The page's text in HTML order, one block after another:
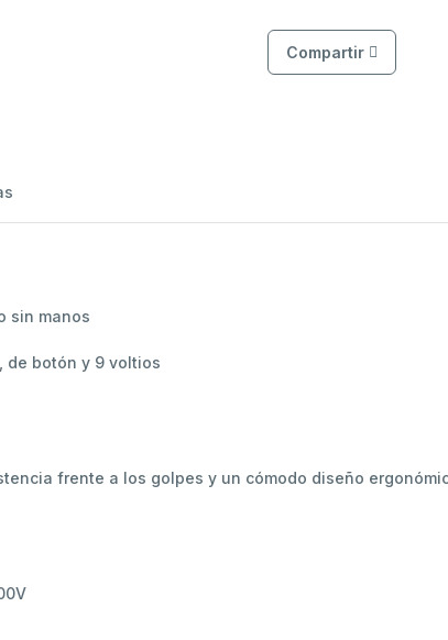
Compartir
sin manos
de botón y 9 voltios
frente a los golpes y un cómodo diseño